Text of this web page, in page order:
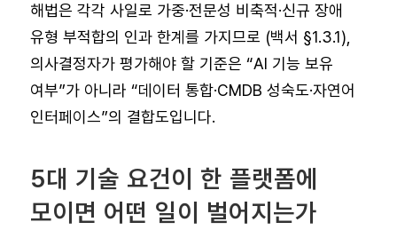
해법은 각각 사일로 가중·전문성 비축적·신규 장애
유형 부적합의 인과 한계를 가지므로 (백서 §1.3.1),
의사결정자가 평가해야 할 기준은 “AI 기능 보유
여부”가 아니라 “데이터 통합·CMDB 성숙도·자연어
인터페이스”의 결합도입니다.
5대 기술 요건이 한 플랫폼에
모이면 어떤 일이 벌어지는가